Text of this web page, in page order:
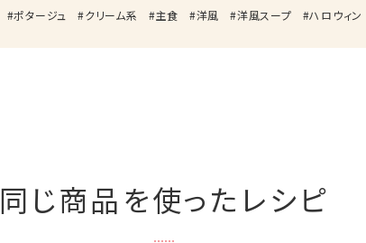
ポタージュ クリーム系 主食 洋風 洋風スープ ハロウィン
同じ商品を使ったレシピ